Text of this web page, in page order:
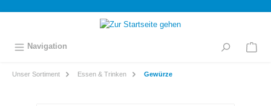
springen
Navigation
Unser Sortiment Essen & Trinken Gewürze